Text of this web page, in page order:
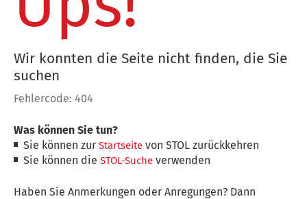
Wir konnten die Seite nicht finden, die Sie
suchen
Fehlercode: 404
Was können Sie tun?
Sie können zurStartseite von STOL zurückkehren
Sie können dieSTOL-Suche verwenden
Haben Sie Anmerkungen oder Anregungen? Dann